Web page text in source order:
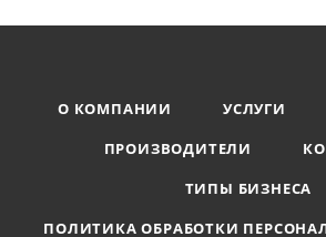
О КОМПАНИИ УСЛУГИ
ПРОИЗВОДИТЕЛИ
ТИПЫ БИЗНЕСА
ПОЛИТИКА ОБРАБОТКИ